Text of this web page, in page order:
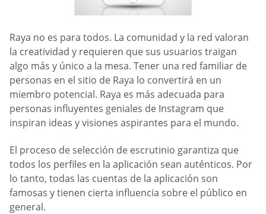
Raya no es para todos. La comunidad y la red valoran
la creatividad y requieren que sus usuarios traigan
algo más y único a la mesa. Tener una red familiar de
personas en el sitio de Raya lo convertirá en un
miembro potencial. Raya es más adecuada para
personas influyentes geniales de Instagram que
inspiran ideas y visiones aspirantes para el mundo.
El proceso de selección de escrutinio garantiza que
todos los perfiles en la aplicación sean auténticos. Por
lo tanto, todas las cuentas de la aplicación son
famosas y tienen cierta influencia sobre el público en
general.